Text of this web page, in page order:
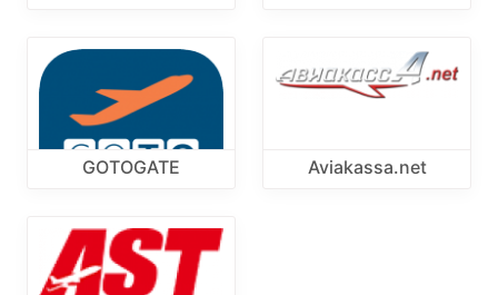
GOTOGATE Aviakassa.net